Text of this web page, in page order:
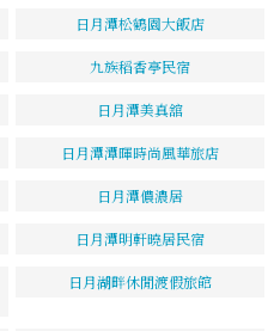
日月潭松鶴園大飯店
九族稻香亭民宿
日月潭美真舘
日月潭潭暉時尚風華旅店
日月潭儂濃居
日月潭明軒曉居民宿
日月湖畔休閒渡假旅館